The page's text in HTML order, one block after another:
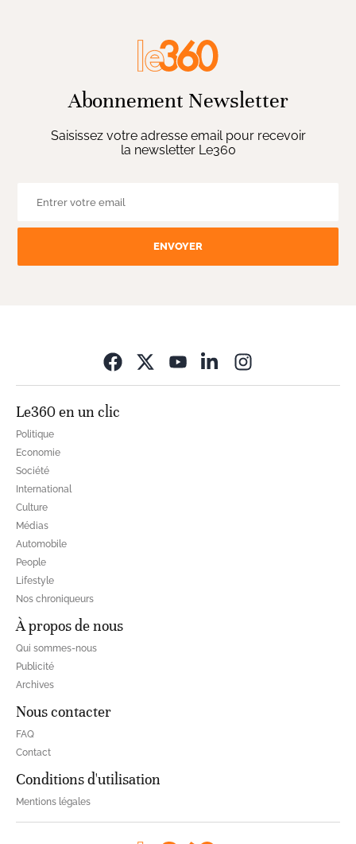
Abonnement Newsletter
Saisissez votre adresse email pour recevoir
la newsletter Le360
ENVOYER
Le360 en un clic
Politique
Economie
Société
International
Culture
Médias
Automobile
People
Lifestyle
Nos chroniqueurs
À propos de nous
Qui sommes-nous
Publicité
Archives
Nous contacter
FAQ
Contact
Conditions d'utilisation
Mentions légales